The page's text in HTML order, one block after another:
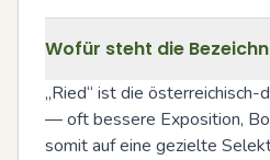
Wofür steht die
„Ried“ ist die
— oft bessere Exposition,
somit auf eine gezielte